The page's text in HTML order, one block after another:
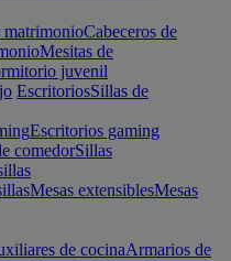
matrimonioCabeceros de
Mesitas de
juvenil
EscritoriosSillas de
Escritorios gaming
comedorSillas
Mesas extensiblesMesas
de cocinaArmarios de